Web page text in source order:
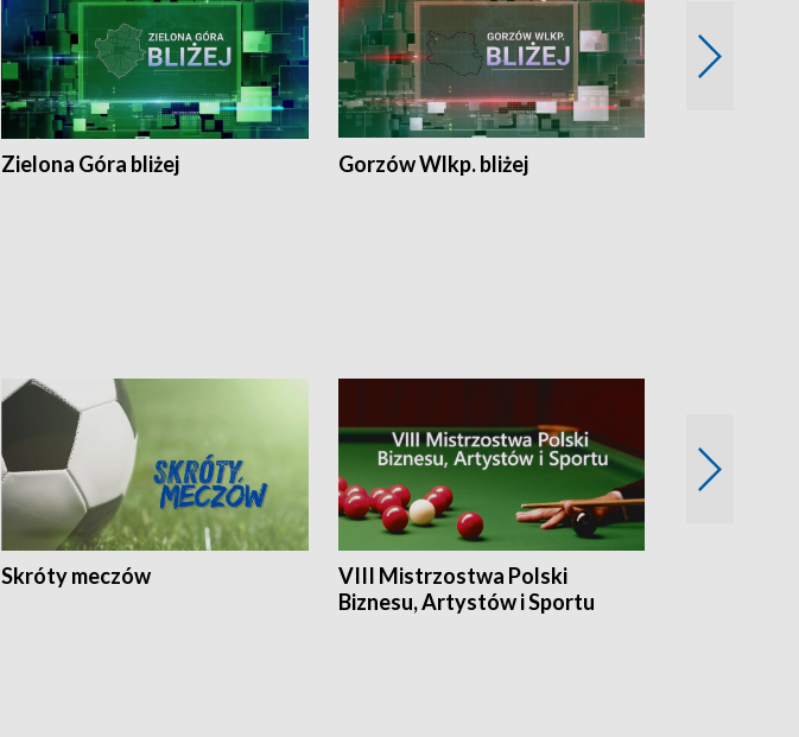
Zielona Góra bliżej Gorzów Wlkp. bliżej
Skróty meczów
VIII Mistrzostwa Polski
Biznesu, Artystów i Sportu